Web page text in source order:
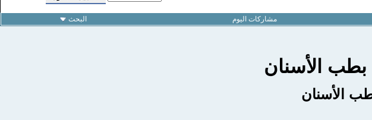
مشاركات اليوم البحث
بطب الأسنان
الأسنان